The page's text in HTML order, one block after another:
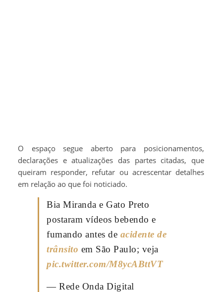
O espaço segue aberto para posicionamentos,
declarações e atualizações das partes citadas, que
queiram responder, refutar ou acrescentar detalhes
em relação ao que foi noticiado.
Bia Miranda e Gato Preto
postaram vídeos bebendo e
fumando antes de acidente de
trânsito em São Paulo; veja
pic.twitter.com/M8ycABttVT
— Rede Onda Digital